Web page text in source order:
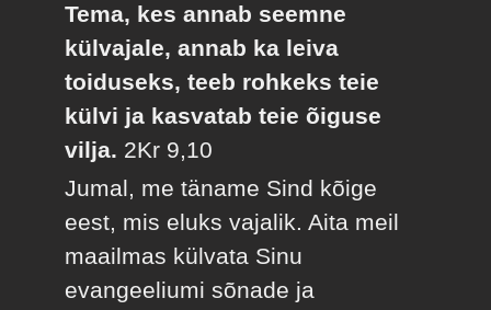
Tema, kes annab seemne
külvajale, annab ka leiva
toiduseks, teeb rohkeks teie
külvi ja kasvatab teie õiguse
vilja. 2Kr 9,10
Jumal, me täname Sind kõige
eest, mis eluks vajalik. Aita meil
maailmas külvata Sinu
evangeeliumi sõnade ja